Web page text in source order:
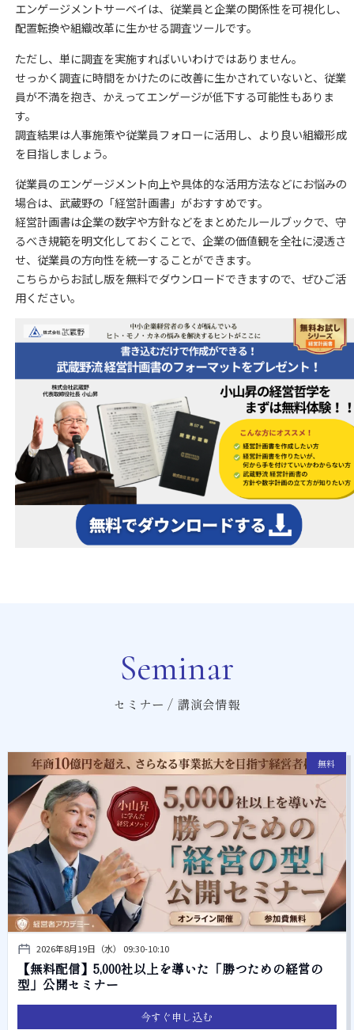
エンゲージメントサーベイは、従業員と企業の関係性を可視化し、
配置転換や組織改革に生かせる調査ツールです。
ただし、単に調査を実施すればいいわけではありません。
せっかく調査に時間をかけたのに改善に生かされていないと、従業
員が不満を抱き、かえってエンゲージが低下する可能性もありま
す。
調査結果は人事施策や従業員フォローに活用し、より良い組織形成
を目指しましょう。
従業員のエンゲージメント向上や具体的な活用方法などにお悩みの
場合は、武蔵野の「経営計画書」がおすすめです。
経営計画書は企業の数字や方針などをまとめたルールブックで、守
るべき規範を明文化しておくことで、企業の価値観を全社に浸透さ
せ、従業員の方向性を統一することができます。
こちらからお試し版を無料でダウンロードできますので、ぜひご活
用ください。
Seminar
セミナー / 講演会情報
無料
2026年8月19日（水） 09:30-10:10
【無料配信】5,000社以上を導いた「勝つための経営の
型」公開セミナー
今すぐ申し込む